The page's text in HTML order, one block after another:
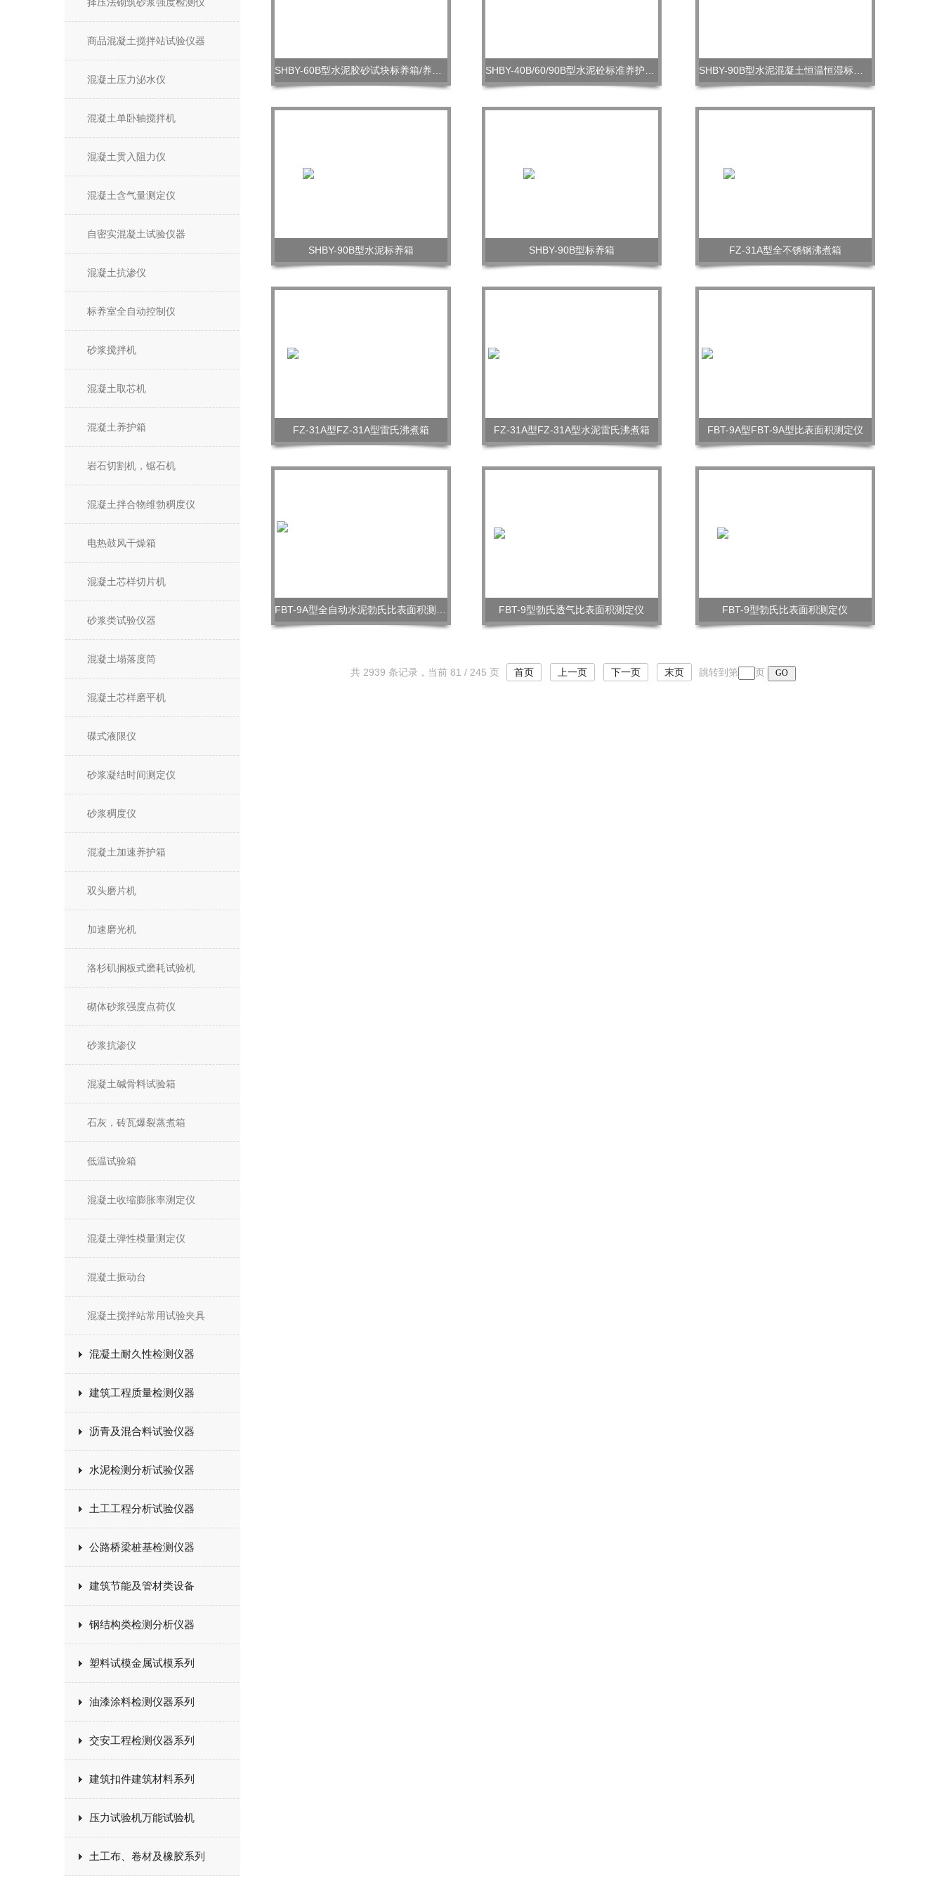
商品混凝土搅拌站试验仪器
混凝土压力泌水仪
混凝土单卧轴搅拌机
混凝土贯入阻力仪
混凝土含气量测定仪
自密实混凝土试验仪器
混凝土抗渗仪
标养室全自动控制仪
砂浆搅拌机
混凝土取芯机
混凝土养护箱
岩石切割机，锯石机
混凝土拌合物维勃稠度仪
电热鼓风干燥箱
混凝土芯样切片机
砂浆类试验仪器
混凝土塌落度筒
混凝土芯样磨平机
碟式液限仪
砂浆凝结时间测定仪
砂浆稠度仪
混凝土加速养护箱
双头磨片机
加速磨光机
洛杉矶搁板式磨耗试验机
砌体砂浆强度点荷仪
砂浆抗渗仪
混凝土碱骨料试验箱
石灰，砖瓦爆裂蒸煮箱
低温试验箱
混凝土收缩膨胀率测定仪
混凝土弹性模量测定仪
混凝土振动台
混凝土搅拌站常用试验夹具
混凝土耐久性检测仪器
建筑工程质量检测仪器
沥青及混合料试验仪器
水泥检测分析试验仪器
土工工程分析试验仪器
公路桥梁桩基检测仪器
建筑节能及管材类设备
钢结构类检测分析仪器
塑料试模金属试模系列
油漆涂料检测仪器系列
交安工程检测仪器系列
建筑扣件建筑材料系列
压力试验机万能试验机
土工布、卷材及橡胶系列
SHBY-90B型水泥标养箱 SHBY-90B型标养箱 FZ-31A型全不锈钢沸煮箱
FZ-31A型FZ-31A型雷氏沸煮箱 FZ-31A型FZ-31A型水泥雷氏沸煮箱 FBT-9A型FBT-9A型比表面积测定仪
FBT-9型勃氏透气比表面积测定仪 FBT-9型勃氏比表面积测定仪
共 2939 条记录，当前 81 / 245 页 首页 上一页 下一页 末页 跳转到第 页